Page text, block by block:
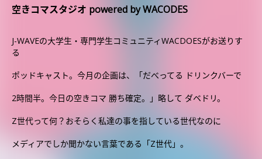
空きコマスタジオ powered by WACODES
J-WAVEの大学生・専門学生コミュニティWACDOESがお送りす
る
ポッドキャスト。今月の企画は、「だべってる ドリンクバーで
2時間半。今日の空きコマ 勝ち確定。」略して ダベドリ。
Z世代って何？おそらく私達の事を指している世代なのに
メディアでしか聞かない言葉である「Z世代」。